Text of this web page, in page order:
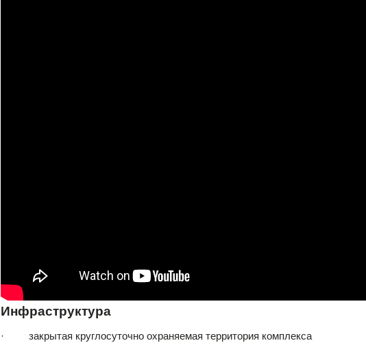
Инфраструктура
· закрытая круглосуточно охраняемая территория комплекса